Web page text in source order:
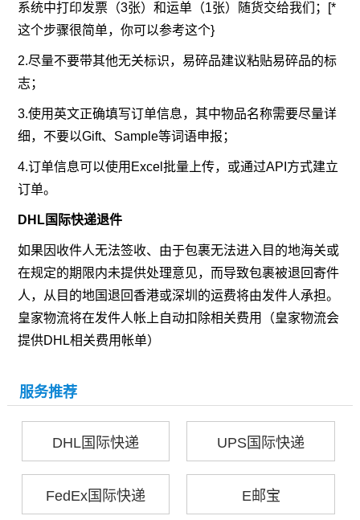
系统中打印发票（3张）和运单（1张）随货交给我们；[*
这个步骤很简单，你可以参考这个}
2.尽量不要带其他无关标识，易碎品建议粘贴易碎品的标
志；
3.使用英文正确填写订单信息，其中物品名称需要尽量详
细，不要以Gift、Sample等词语申报；
4.订单信息可以使用Excel批量上传，或通过API方式建立
订单。
DHL国际快递退件
如果因收件人无法签收、由于包裹无法进入目的地海关或
在规定的期限内未提供处理意见，而导致包裹被退回寄件
人，从目的地国退回香港或深圳的运费将由发件人承担。
皇家物流将在发件人帐上自动扣除相关费用（皇家物流会
提供DHL相关费用帐单）
服务推荐
DHL国际快递 UPS国际快递
FedEx国际快递 E邮宝